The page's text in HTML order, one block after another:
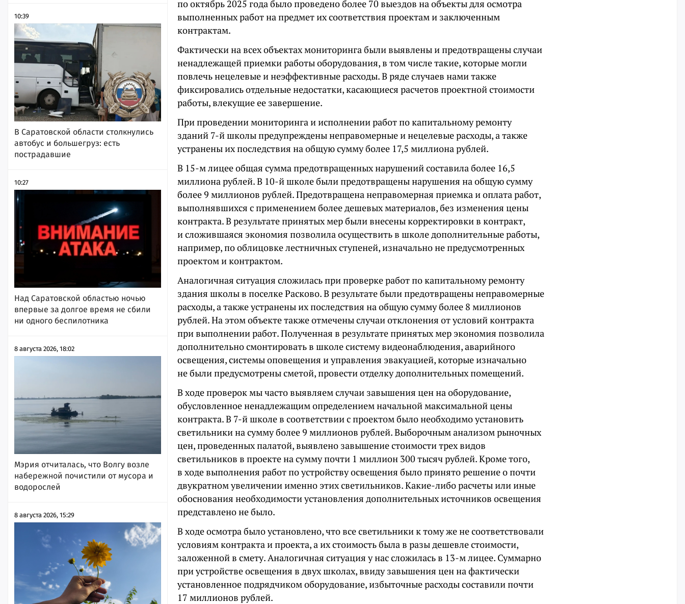
10:39
В Саратовской области столкнулись
автобус и большегруз: есть
пострадавшие
10:27
Над Саратовской областью ночью
впервые за долгое время не сбили
ни одного беспилотника
8 августа 2026, 18:02
Мэрия отчиталась, что Волгу возле
набережной почистили от мусора и
водорослей
8 августа 2026, 15:29
по октябрь 2025 года было проведено более 70 выездов на объекты для осмотра
выполненных работ на предмет их соответствия проектам и заключенным
контрактам.
Фактически на всех объектах мониторинга были выявлены и предотвращены случаи
ненадлежащей приемки работы оборудования, в том числе такие, которые могли
повлечь нецелевые и неэффективные расходы. В ряде случаев нами также
фиксировались отдельные недостатки, касающиеся расчетов проектной стоимости
работы, влекущие ее завершение.
При проведении мониторинга и исполнении работ по капитальному ремонту
зданий 7-й школы предупреждены неправомерные и нецелевые расходы, а также
устранены их последствия на общую сумму более 17,5 миллиона рублей.
В 15-м лицее общая сумма предотвращенных нарушений составила более 16,5
миллиона рублей. В 10-й школе были предотвращены нарушения на общую сумму
более 9 миллионов рублей. Предотвращена неправомерная приемка и оплата работ,
выполнявшихся с применением более дешевых материалов, без изменения цены
контракта. В результате принятых мер были внесены корректировки в контракт,
и сложившаяся экономия позволила осуществить в школе дополнительные работы,
например, по облицовке лестничных ступеней, изначально не предусмотренных
проектом и контрактом.
Аналогичная ситуация сложилась при проверке работ по капитальному ремонту
здания школы в поселке Расково. В результате были предотвращены неправомерные
расходы, а также устранены их последствия на общую сумму более 8 миллионов
рублей. На этом объекте также отмечены случаи отклонения от условий контракта
при выполнении работ. Полученная в результате принятых мер экономия позволила
дополнительно смонтировать в школе систему видеонаблюдения, аварийного
освещения, системы оповещения и управления эвакуацией, которые изначально
не были предусмотрены сметой, провести отделку дополнительных помещений.
В ходе проверок мы часто выявляем случаи завышения цен на оборудование,
обусловленное ненадлежащим определением начальной максимальной цены
контракта. В 7-й школе в соответствии с проектом было необходимо установить
светильники на сумму более 9 миллионов рублей. Выборочным анализом рыночных
цен, проведенных палатой, выявлено завышение стоимости трех видов
светильников в проекте на сумму почти 1 миллион 300 тысяч рублей. Кроме того,
в ходе выполнения работ по устройству освещения было принято решение о почти
двукратном увеличении именно этих светильников. Какие-либо расчеты или иные
обоснования необходимости установления дополнительных источников освещения
представлено не было.
В ходе осмотра было установлено, что все светильники к тому же не соответствовали
условиям контракта и проекта, а их стоимость была в разы дешевле стоимости,
заложенной в смету. Аналогичная ситуация у нас сложилась в 13-м лицее. Суммарно
при устройстве освещения в двух школах, ввиду завышения цен на фактически
установленное подрядчиком оборудование, избыточные расходы составили почти
17 миллионов рублей.